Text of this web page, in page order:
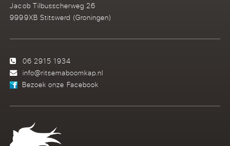
Jacob Tilbusscherweg 26
9999XB Stitswerd (Groningen)
06 2915 1934
info@ritsemaboomkap.nl
Bezoek onze Facebook